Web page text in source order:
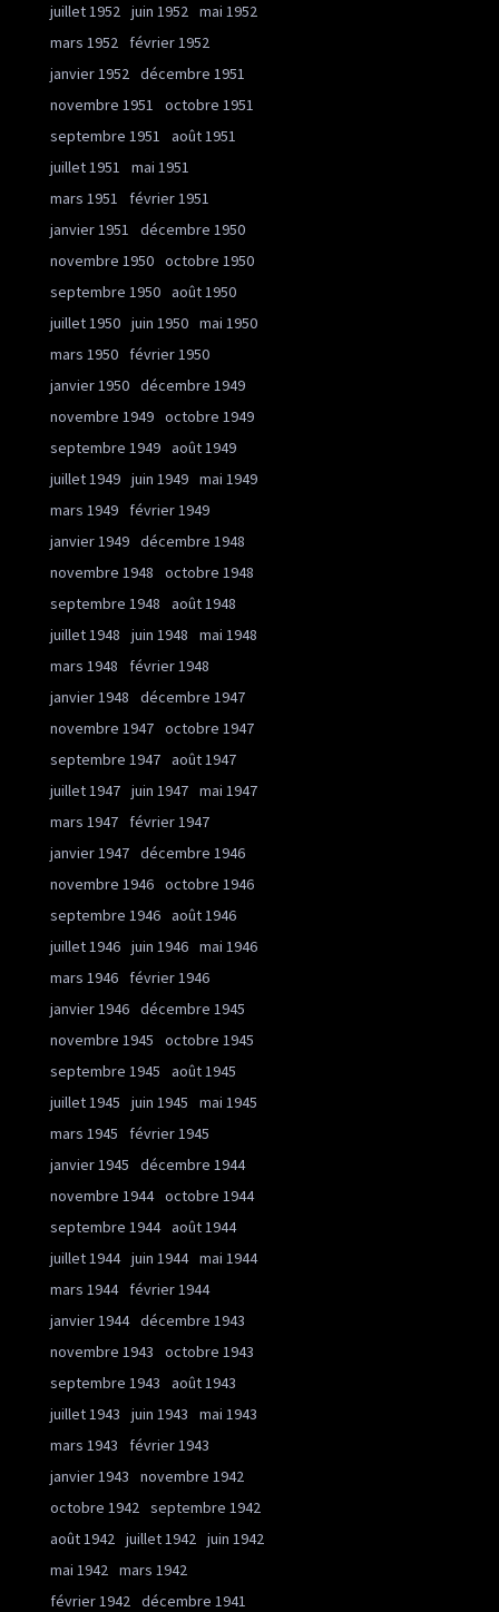
juillet 1952 juin 1952 mai 1952
mars 1952
février 1952
janvier 1952 décembre 1951
novembre 1951
octobre 1951
septembre 1951
août 1951
juillet 1951
mai 1951
mars 1951
février 1951
janvier 1951
décembre 1950
novembre 1950 octobre 1950
septembre 1950 août 1950
juillet 1950 juin 1950 mai 1950
mars 1950
février 1950
janvier 1950 décembre 1949
novembre 1949 octobre 1949
septembre 1949 août 1949
juillet 1949 juin 1949 mai 1949
mars 1949
février 1949
janvier 1949 décembre 1948
novembre 1948
octobre 1948
septembre 1948
août 1948
juillet 1948
juin 1948
mai 1948
mars 1948
février 1948
janvier 1948
décembre 1947
novembre 1947 octobre 1947
septembre 1947 août 1947
juillet 1947 juin 1947 mai 1947
mars 1947
février 1947
janvier 1947 décembre 1946
novembre 1946 octobre 1946
septembre 1946 août 1946
juillet 1946 juin 1946 mai 1946
mars 1946
février 1946
janvier 1946 décembre 1945
novembre 1945
octobre 1945
septembre 1945
août 1945
juillet 1945
juin 1945
mai 1945
mars 1945
février 1945
janvier 1945
décembre 1944
novembre 1944 octobre 1944
septembre 1944 août 1944
juillet 1944 juin 1944 mai 1944
mars 1944
février 1944
janvier 1944 décembre 1943
novembre 1943
octobre 1943
septembre 1943
août 1943
juillet 1943
juin 1943
mai 1943
mars 1943
février 1943
janvier 1943
novembre 1942
octobre 1942 septembre 1942
août 1942 juillet 1942 juin 1942
mai 1942 mars 1942
février 1942 décembre 1941